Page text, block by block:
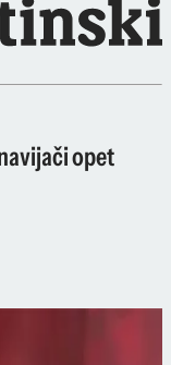
opet